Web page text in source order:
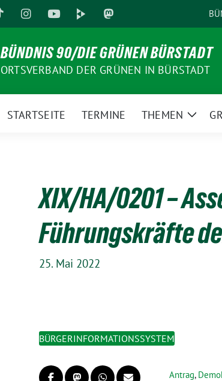
BÜNDNIS 90/DIE GRÜNEN BÜRSTADT
ORTSVERBAND DER GRÜNEN IN BÜRSTADT
STARTSEITE TERMINE THEMEN
Zeige
XIX/HA/0201 –
Führungskräfte
25. Mai 2022
BÜRGERINFORMATIONSSYSTEM
Antrag,